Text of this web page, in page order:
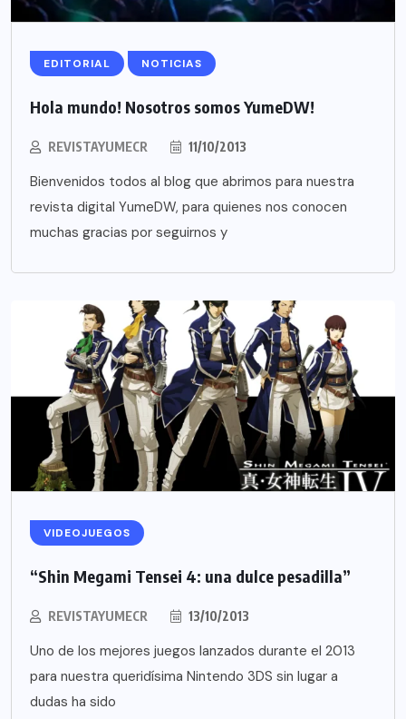
EDITORIAL NOTICIAS
Hola mundo! Nosotros somos YumeDW!
REVISTAYUMECR 11/10/2013
Bienvenidos todos al blog que abrimos para nuestra
revista digital YumeDW, para quienes nos conocen
muchas gracias por seguirnos y
VIDEOJUEGOS
“Shin Megami Tensei 4: una dulce pesadilla”
REVISTAYUMECR 13/10/2013
Uno de los mejores juegos lanzados durante el 2013
para nuestra queridísima Nintendo 3DS sin lugar a
dudas ha sido